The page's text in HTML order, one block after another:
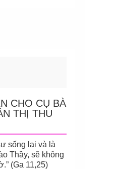
CHO CỤ BÀ
THỊ THU
sống lại và là
Thầy, sẽ không
(Ga 11,25)